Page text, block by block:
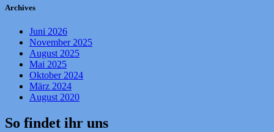
Archives
Juni 2026
November 2025
August 2025
Mai 2025
Oktober 2024
März 2024
August 2020
So findet ihr uns